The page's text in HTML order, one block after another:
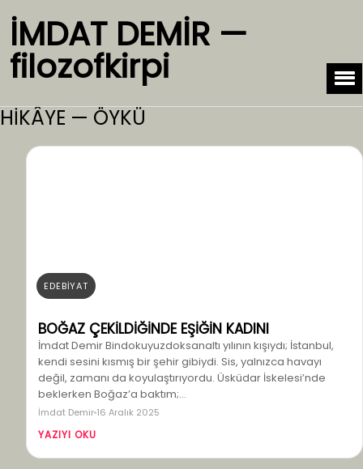
İMDAT DEMİR —
filozofkirpi
HİKÂYE — ÖYKÜ
EDEBİYAT
BOĞAZ ÇEKİLDİĞİNDE EŞİĞİN KADINI
İmdat Demir Bindokuyuzdoksanaltı yılının kışıydı; İstanbul,
kendi sesini kısmış bir şehir gibiydi. Sis, yalnızca havayı
değil, zamanı da koyulaştırıyordu. Üsküdar İskelesi’nde
beklerken Boğaz’a baktım;…
İmdat Demir 16 Aralık 2025
YAZIYI OKU